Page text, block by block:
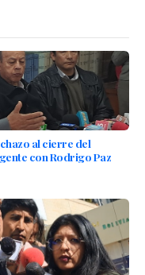
al cierre del
con Rodrigo Paz